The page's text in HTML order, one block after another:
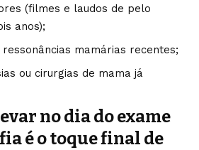
(filmes e laudos de pelo
anos);
mamárias recentes;
ou cirurgias de mama já
no dia do exame
é o toque final de